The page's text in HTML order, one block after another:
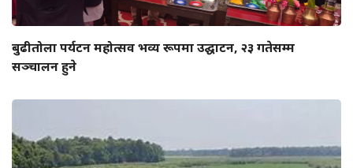
बुढीतोला पर्यटन महोत्सव भव्य रूपमा उद्घाटन, २३ गतेसम्म
सञ्चालन हुने